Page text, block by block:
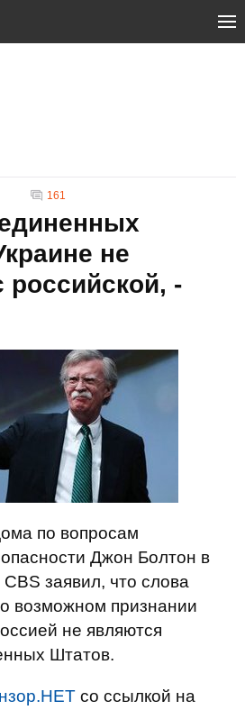
161
не
российской, -
по вопросам
Джон Болтон в
заявил, что слова
возможном признании
не являются
Штатов.
со ссылкой на